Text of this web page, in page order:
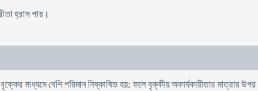
হ্রাস পায়।
মাধ্যমে বেশি পরিমান নিষ্কাষিত হয়; ফলে বৃক্কীয় অকার্যকারীতার